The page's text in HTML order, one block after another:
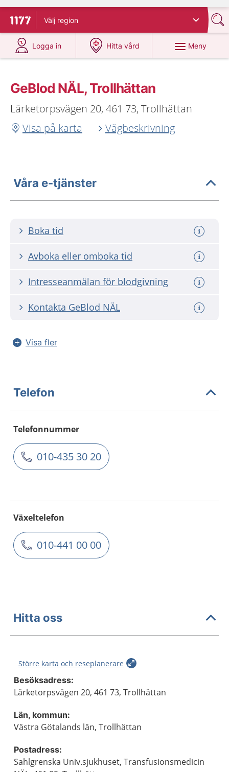
Till startsidan för 1177
Välj region
Logga in
på 1177.se
Hitta vård
på 1177.se
Meny
GeBlod NÄL, Trollhättan
Lärketorpsvägen 20, 461 73, Trollhättan
Visa på karta
Vägbeskrivning
Våra e-tjänster
Boka tid
Avboka eller omboka tid
Intresseanmälan för blodgivning
Kontakta GeBlod NÄL
Visa fler
Telefon
Telefonnummer
010-435 30 20
Växeltelefon
010-441 00 00
Hitta oss
Större karta och reseplanerare
Besöksadress:
Lärketorpsvägen 20, 461 73, Trollhättan
Län, kommun:
Västra Götalands län, Trollhättan
Postadress:
Sahlgrenska Univ.sjukhuset, Transfusionsmedicin